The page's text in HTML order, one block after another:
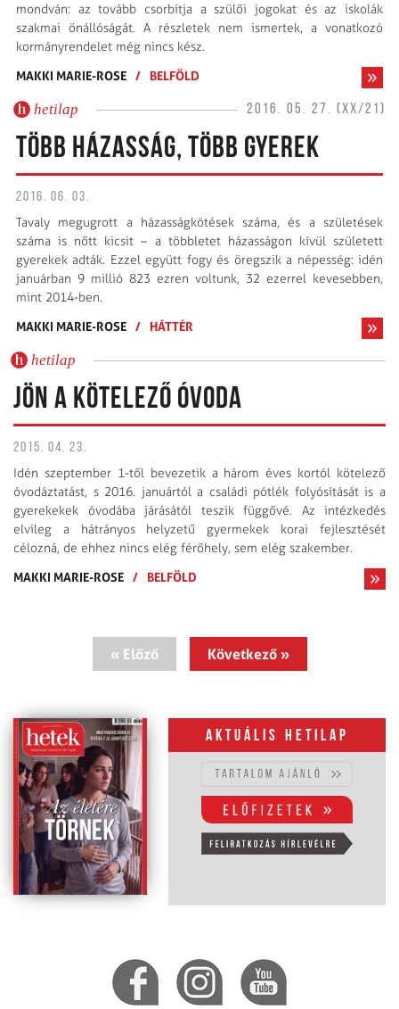
mondván: az tovább csorbítja a szülői jogokat és az iskolák
szakmai önállóságát. A részletek nem ismertek, a vonatkozó
kormányrendelet még nincs kész.
MAKKI MARIE-ROSE / BELFÖLD
hetilap 2016. 05. 27. (XX/21)
TÖBB HÁZASSÁG, TÖBB GYEREK
2016. 06. 03.
Tavaly megugrott a házasságkötések száma, és a születések
száma is nőtt kicsit – a többletet házasságon kívül született
gyerekek adták. Ezzel együtt fogy és öregszik a népesség: idén
januárban 9 millió 823 ezren voltunk, 32 ezerrel kevesebben,
mint 2014-ben.
MAKKI MARIE-ROSE / HÁTTÉR
hetilap
JÖN A KÖTELEZŐ ÓVODA
2015. 04. 23.
Idén szeptember 1-től bevezetik a három éves kortól kötelező
óvodáztatást, s 2016. januártól a családi pótlék folyósítását is a
gyerekekek óvodába járásától teszik függővé. Az intézkedés
elvileg a hátrányos helyzetű gyermekek korai fejlesztését
célozná, de ehhez nincs elég férőhely, sem elég szakember.
MAKKI MARIE-ROSE / BELFÖLD
« Előző Következő »
Aktuális hetilap